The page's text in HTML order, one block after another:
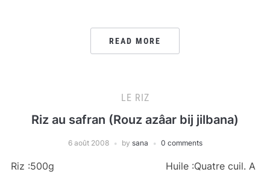
READ MORE
LE RIZ
Riz au safran (Rouz azâar bij jilbana)
6 août 2008 by sana 0 comments
Riz :500g Huile :Quatre cuil. A